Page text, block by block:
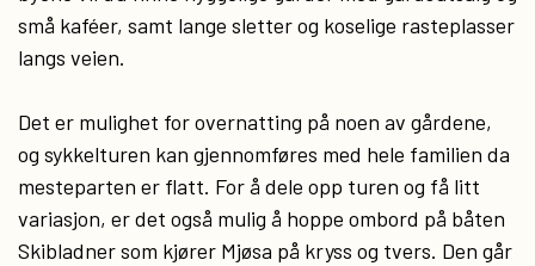
små kaféer, samt lange sletter og koselige rasteplasser
langs veien.
Det er mulighet for overnatting på noen av gårdene,
og sykkelturen kan gjennomføres med hele familien da
mesteparten er flatt. For å dele opp turen og få litt
variasjon, er det også mulig å hoppe ombord på båten
Skibladner som kjører Mjøsa på kryss og tvers. Den går